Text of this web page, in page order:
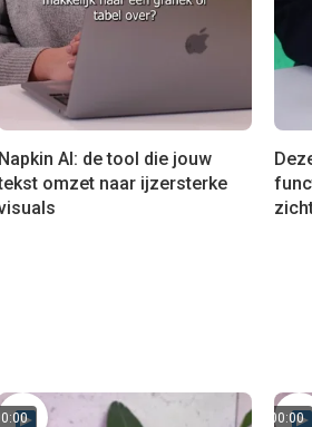
Napkin AI: de tool die jouw
omzet naar ijzersterke
00:00